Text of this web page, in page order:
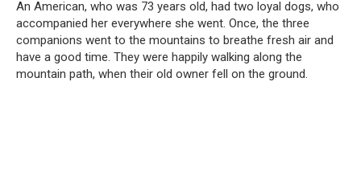
An American, who was 73 years old, had two loyal dogs, who
accompanied her everywhere she went. Once, the three
companions went to the mountains to breathe fresh air and
have a good time. They were happily walking along the
mountain path, when their old owner fell on the ground.